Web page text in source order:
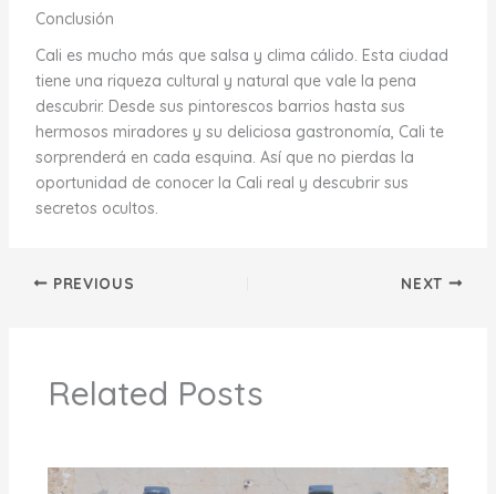
Conclusión
Cali es mucho más que salsa y clima cálido. Esta ciudad
tiene una riqueza cultural y natural que vale la pena
descubrir. Desde sus pintorescos barrios hasta sus
hermosos miradores y su deliciosa gastronomía, Cali te
sorprenderá en cada esquina. Así que no pierdas la
oportunidad de conocer la Cali real y descubrir sus
secretos ocultos.
PREVIOUS NEXT
Related Posts